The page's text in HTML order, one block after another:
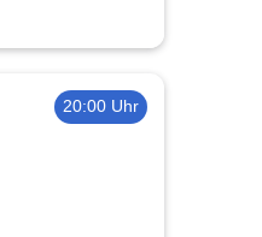
20:00 Uhr